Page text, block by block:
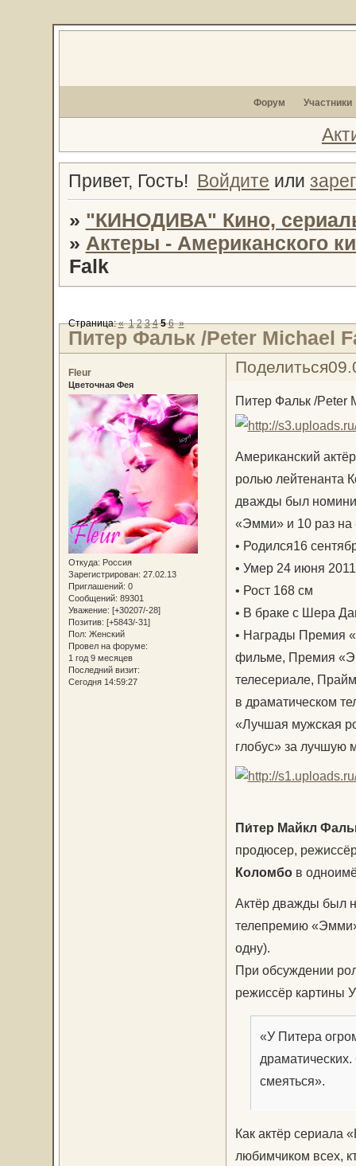
Форум Участники
Привет, Гость! Войдите или
» "КИНОДИВА" Кино,
» Актеры - Американского
Falk
Питер Фальк /Peter Michael
Страница:« 1 2 3 4 5 6 »
Поделиться
Fleur
Цветочная Фея
Откуда: Россия
Зарегистрирован: 27.02.13
Приглашений: 0
Сообщений: 89301
Уважение: [+30207/-28]
Позитив: [+5843/-31]
Пол: Женский
Провел на форуме:
1 год 9 месяцев
Последний визит:
Сегодня 14:59:27
Питер Фальк /Peter
Американский
ролью лейтенанта
дважды был
«Эмми» и 10 раз на
• Родился16
• Умер 24 июня
• Рост 168 см
• В браке с Шера
• Награды Премия
фильме, Премия
телесериале,
в драматическом
«Лучшая мужская
глобус» за лучшую
Пи́тер Майкл
продюсер,
Коломбов
Актёр дважды был
телепремию «Эмми»
одну).
При обсуждении
режиссёр картины
«У Питера
смеяться».
Как актёр сериала
любимчиком всех,